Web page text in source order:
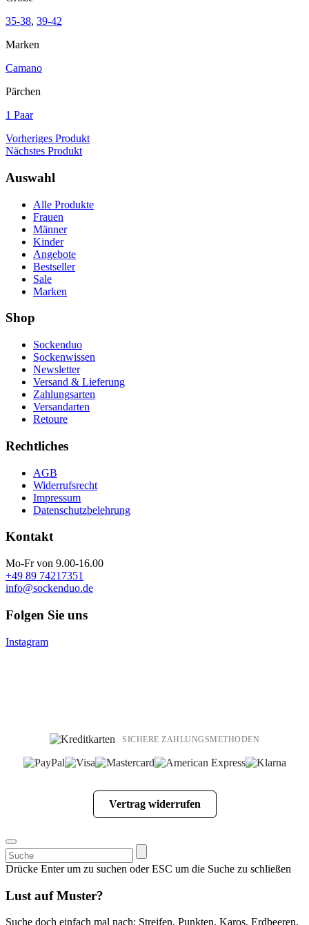
35-38, 39-42
Marken
Camano
Pärchen
1 Paar
Vorheriges Produkt
Nächstes Produkt
Auswahl
Alle Produkte
Frauen
Männer
Kinder
Angebote
Bestseller
Sale
Marken
Shop
Sockenduo
Sockenwissen
Newsletter
Versand & Lieferung
Zahlungsarten
Versandarten
Retoure
Rechtliches
AGB
Widerrufsrecht
Impressum
Datenschutzbelehrung
Kontakt
Mo-Fr von 9.00-16.00
+49 89 74217351
info@sockenduo.de
Folgen Sie uns
Instagram
SICHERE ZAHLUNGSMETHODEN
Vertrag widerrufen
Suchen
nach:
Drücke Enter um zu suchen oder ESC um die Suche zu schließen
Lust auf Muster?
Suche doch einfach mal nach: Streifen, Punkten, Karos, Erdbeeren,